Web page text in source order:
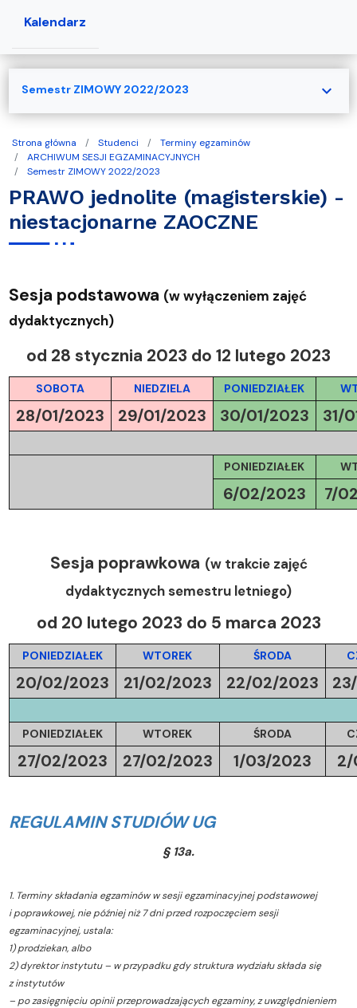
Kalendarz
Strona główna Studenci
Terminy egzaminów
ARCHIWUM SESJI EGZAMINACYJNYCH
Semestr ZIMOWY 2022/2023
PRAWO jednolite (magisterskie) -
niestacjonarne ZAOCZNE
Sesja podstawowa (w wyłączeniem zajęć
dydaktycznych)
od 28 stycznia 2023 do 12 lutego 2023
SOBOTA NIEDZIELA PONIEDZIAŁEK
28/01/2023 29/01/2023 30/01/2023 31/
PONIEDZIAŁEK
6/02/2023 7/
Sesja poprawkowa (w trakcie zajęć
dydaktycznych semestru letniego)
od 20 lutego 2023 do 5 marca 2023
PONIEDZIAŁEK WTOREK ŚRODA
20/02/2023 21/02/2023 22/02/2023
PONIEDZIAŁEK WTOREK ŚRODA
27/02/2023 27/02/2023 1/03/2023 2/
REGULAMIN STUDIÓW UG
§ 13a.
1. Terminy składania egzaminów w sesji egzaminacyjnej podstawowej
i poprawkowej, nie później niż 7 dni przed rozpoczęciem sesji
egzaminacyjnej, ustala:
1) prodziekan, albo
2) dyrektor instytutu – w przypadku gdy struktura wydziału składa się
z instytutów
– po zasięgnięciu opinii przeprowadzających egzaminy, z uwzględnieniem
Semestr ZIMOWY 2022/2023 expand_more